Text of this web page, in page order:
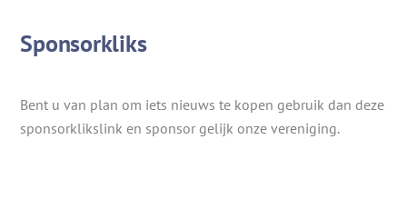
Sponsorkliks
Bent u van plan om iets nieuws te kopen gebruik dan deze
sponsorklikslink en sponsor gelijk onze vereniging.